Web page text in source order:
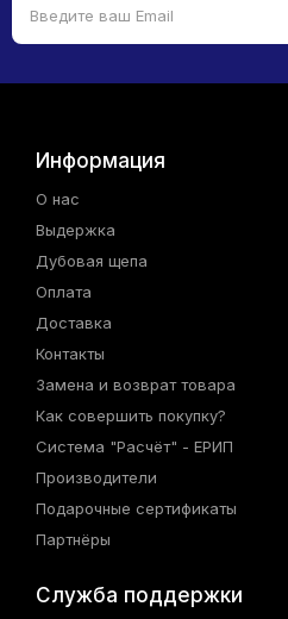
Информация
О нас
Выдержка
Дубовая щепа
Оплата
Доставка
Контакты
Замена и возврат товара
Как совершить покупку?
Система "Расчёт" - ЕРИП
Производители
Подарочные сертификаты
Партнёры
Служба поддержки